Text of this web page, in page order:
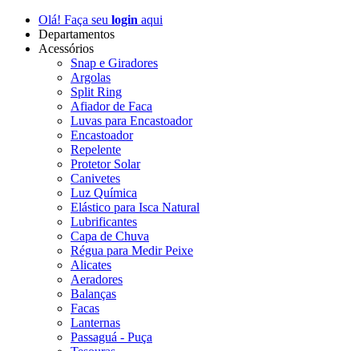
Olá! Faça seu login aqui
Departamentos
Acessórios
Snap e Giradores
Argolas
Split Ring
Afiador de Faca
Luvas para Encastoador
Encastoador
Repelente
Protetor Solar
Canivetes
Luz Química
Elástico para Isca Natural
Lubrificantes
Capa de Chuva
Régua para Medir Peixe
Alicates
Aeradores
Balanças
Facas
Lanternas
Passaguá - Puça